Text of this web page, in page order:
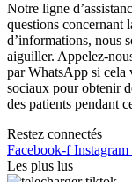
Notre ligne
questions concernant
d’informations, nous
aiguiller. Appelez-
par WhatsApp si cela
sociaux pour obtenir
des patients pendant
Restez connectés
Facebook-f Instagram
Les plus lus